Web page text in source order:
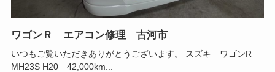
ワゴンＲ エアコン修理 古河市
いつもご覧いただきありがとうございます。 スズキ ワゴンR
MH23S H20 42,000km...